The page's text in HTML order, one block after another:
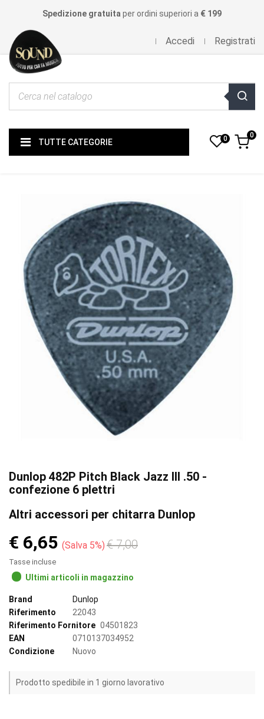
Spedizione gratuita per ordini superiori a € 199
Accedi Registrati
TUTTE CATEGORIE 0 0
Dunlop 482P Pitch Black Jazz III .50 -
confezione 6 plettri
Altri accessori per chitarra Dunlop
€ 6,65 Salva 5% € 7,00
Tasse incluse
Ultimi articoli in magazzino
Brand
Dunlop
Riferimento
22043
Riferimento Fornitore 04501823
EAN
0710137034952
Condizione
Nuovo
Prodotto spedibile in 1 giorno lavorativo